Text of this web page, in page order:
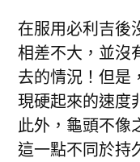
在服用必利吉後
相差不大，並沒
去的情況！但是
現硬起來的速度
此外，龜頭不像
這一點不同於持